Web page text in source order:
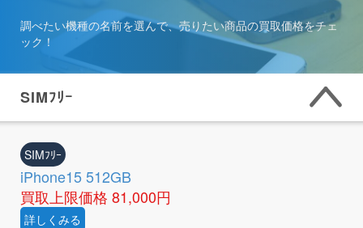
調べたい機種の名前を選んで、売りたい商品の買取価格をチェ
ック！
SIMﾌﾘｰ
SIMﾌﾘｰ
iPhone15 512GB
買取上限価格 81,000円
詳しくみる